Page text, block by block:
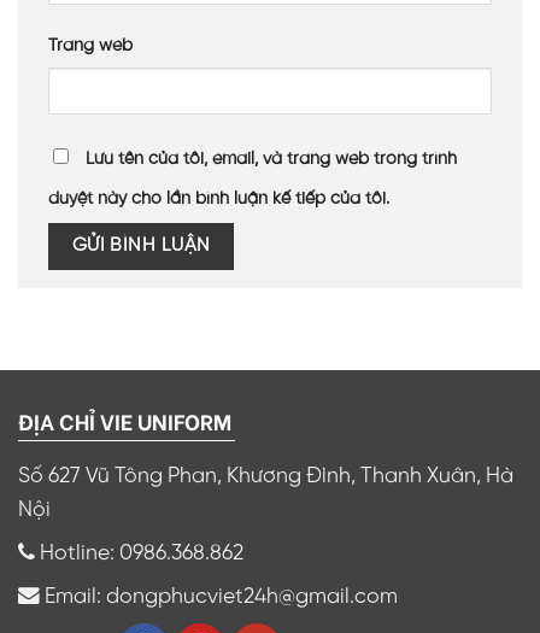
Trang web
Lưu tên của tôi, email, và trang web trong trình
duyệt này cho lần bình luận kế tiếp của tôi.
ĐỊA CHỈ VIE UNIFORM
Số 627 Vũ Tông Phan, Khương Đình, Thanh Xuân, Hà
Nội
Hotline: 0986.368.862
Email: dongphucviet24h@gmail.com